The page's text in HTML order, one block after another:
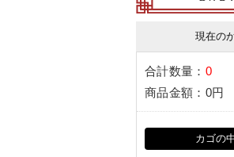
現在の
合計数量： 0
商品金額： 0円
カゴの